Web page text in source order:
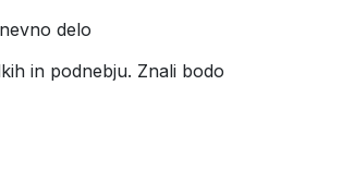
delo
in podnebju. Znali bodo